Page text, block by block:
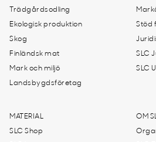
Trädgårdsodling
Ekologisk produktion
Skog
Finländsk mat
Mark och miljö
Landsbygdsföretag
Stöd
SLC
SLC
MATERIAL
SLC Shop
OM